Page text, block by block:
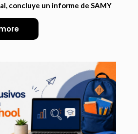
concluye un informe de SAMY